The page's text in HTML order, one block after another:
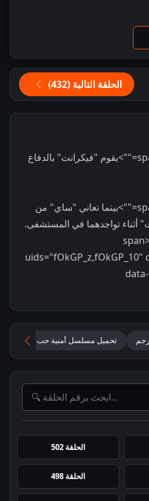
الحلقة التالية (432)
<span class="T286Pc" data-sfc-cp="" data-sfc-root="c" data-sfc-cb="">يقوم "فيكرانت" بالدفاع
<span class="T286Pc" data-sfc-cp="" data-sfc-root="c" data-sfc-cb="">بينما تعاني "ساي" من
تواجدهما في المستشفى.
</
تحميل مسلسل أمنية حب مترجم
الحلقة 502
الحلقة 498